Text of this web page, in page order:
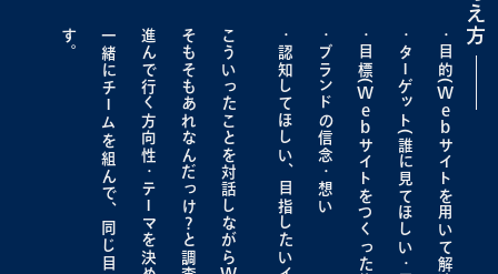
目的(
Web
ターゲット(誰に見てほしい・届けたい)
目標(
Web
ブランドの信念・想い
認知してほしい、目指したいイメージや姿
こういったことを対話しながら
そもそもあれなんだっけ？と調査したり、
進んで行く方向性・テーマを決めて、
一緒にチームを組んで、同じ目標に向かい、
す
。